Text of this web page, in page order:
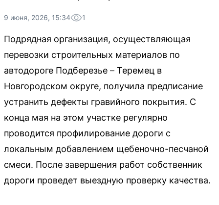
9 июня, 2026, 15:34 1
Подрядная организация, осуществляющая
перевозки строительных материалов по
автодороге Подберезье – Теремец в
Новгородском округе, получила предписание
устранить дефекты гравийного покрытия. С
конца мая на этом участке регулярно
проводится профилирование дороги с
локальным добавлением щебеночно-песчаной
смеси. После завершения работ собственник
дороги проведет выездную проверку качества.